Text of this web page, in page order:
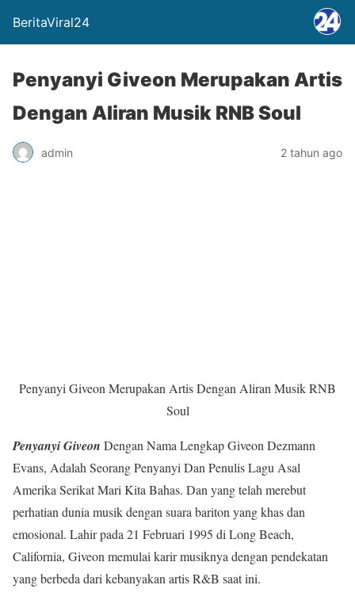
BeritaViral24
Penyanyi Giveon Merupakan Artis
Dengan Aliran Musik RNB Soul
admin 2 tahun ago
Penyanyi Giveon Merupakan Artis Dengan Aliran Musik RNB
Soul
Penyanyi Giveon Dengan Nama Lengkap Giveon Dezmann
Evans, Adalah Seorang Penyanyi Dan Penulis Lagu Asal
Amerika Serikat Mari Kita Bahas. Dan yang telah merebut
perhatian dunia musik dengan suara bariton yang khas dan
emosional. Lahir pada 21 Februari 1995 di Long Beach,
California, Giveon memulai karir musiknya dengan pendekatan
yang berbeda dari kebanyakan artis R&B saat ini.